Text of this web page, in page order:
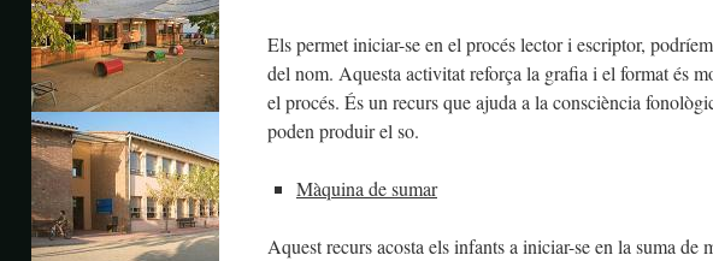
Els permet iniciar-se en el procés lector i escriptor,
del nom. Aquesta activitat reforça la grafia i el format és
el procés. És un recurs que ajuda a la consciència
poden produir el so.
Màquina de sumar
Aquest recurs acosta els infants a iniciar-se en la suma